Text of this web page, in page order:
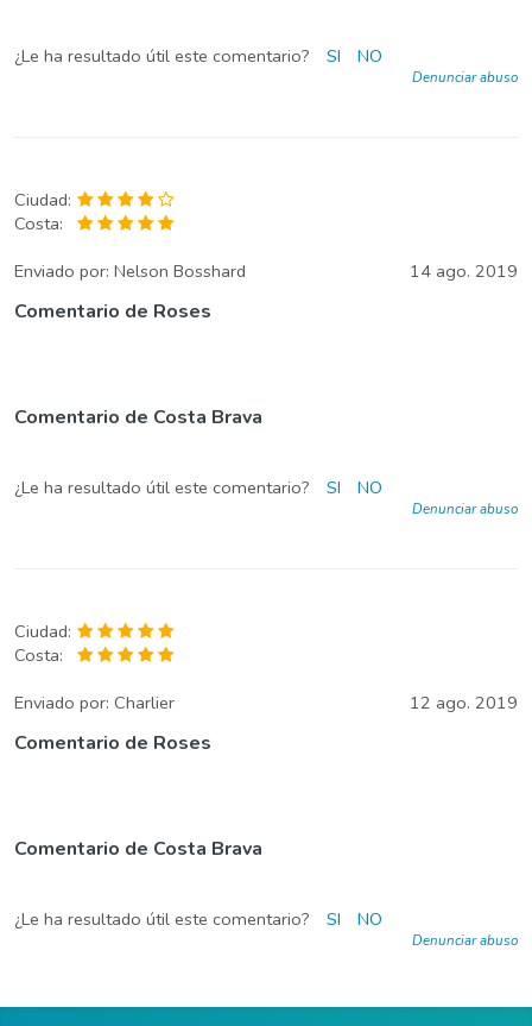
¿Le ha resultado útil este comentario? SI NO
Denunciar abuso
Ciudad:
Costa:
Enviado por: Nelson Bosshard 14 ago. 2019
Comentario de Roses
Comentario de Costa Brava
¿Le ha resultado útil este comentario? SI NO
Denunciar abuso
Ciudad:
Costa:
Enviado por: Charlier 12 ago. 2019
Comentario de Roses
Comentario de Costa Brava
¿Le ha resultado útil este comentario? SI NO
Denunciar abuso